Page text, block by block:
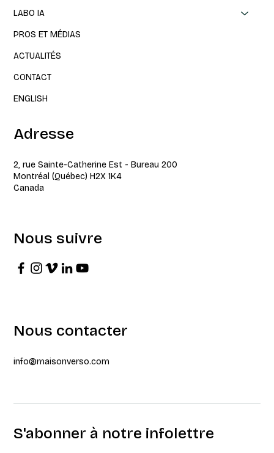
Structurer sans s'enfermer
LABO IA
PROS ET MÉDIAS
ACTUALITÉS
CONTACT
ENGLISH
Adresse
2, rue Sainte-Catherine Est - Bureau 200
Montréal (Québec) H2X 1K4
Canada
Nous suivre
Nous contacter
info@maisonverso.com
S'abonner à notre infolettre